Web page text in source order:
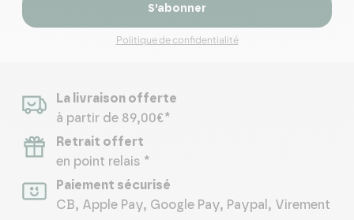
S’abonner
Politique de confidentialité
La livraison offerte
à partir de 89,00€*
Retrait offert
en point relais *
Paiement sécurisé
CB, Apple Pay, Google Pay, Paypal, Virement